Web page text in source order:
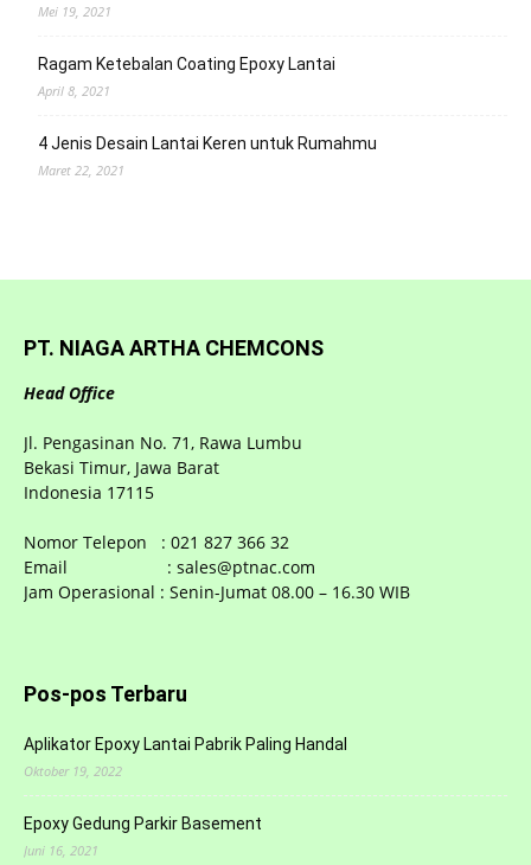
Mei 19, 2021
Ragam Ketebalan Coating Epoxy Lantai
April 8, 2021
4 Jenis Desain Lantai Keren untuk Rumahmu
Maret 22, 2021
PT. NIAGA ARTHA CHEMCONS
Head Office
Jl. Pengasinan No. 71, Rawa Lumbu
Bekasi Timur, Jawa Barat
Indonesia 17115
Nomor Telepon : 021 827 366 32
Email : sales@ptnac.com
Jam Operasional : Senin-Jumat 08.00 – 16.30 WIB
Pos-pos Terbaru
Aplikator Epoxy Lantai Pabrik Paling Handal
Oktober 19, 2022
Epoxy Gedung Parkir Basement
Juni 16, 2021